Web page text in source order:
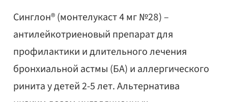
Синглон® (монтелукаст 4 мг №28) –
антилейкотриеновый препарат для
профилактики и длительного лечения
бронхиальной астмы (БА) и аллергического
ринита у детей 2-5 лет. Альтернатива